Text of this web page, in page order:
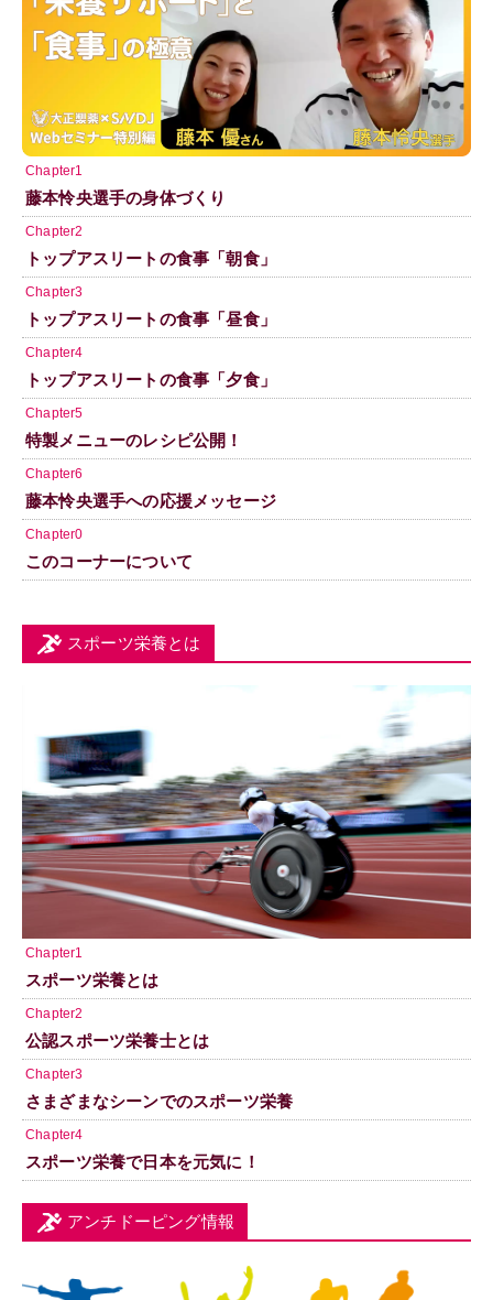
Chapter1
藤本怜央選手の身体づくり
Chapter2
トップアスリートの食事「朝食」
Chapter3
トップアスリートの食事「昼食」
Chapter4
トップアスリートの食事「夕食」
Chapter5
特製メニューのレシピ公開！
Chapter6
藤本怜央選手への応援メッセージ
Chapter0
このコーナーについて
スポーツ栄養とは
Chapter1
スポーツ栄養とは
Chapter2
公認スポーツ栄養士とは
Chapter3
さまざまなシーンでのスポーツ栄養
Chapter4
スポーツ栄養で日本を元気に！
アンチドーピング情報